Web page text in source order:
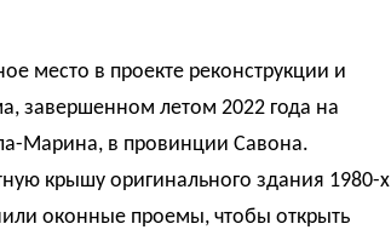
место в проекте реконструкции и
завершенном летом 2022 года на
Марина, в провинции Савона.
крышу оригинального здания 1980-х
оконные проемы, чтобы открыть